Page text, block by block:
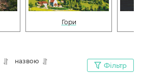
Гори
назвою
Фільтр